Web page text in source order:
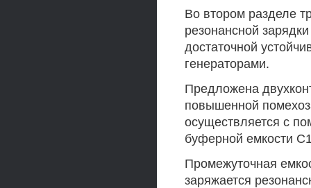
Во втором разделе
резонансной
достаточной
генераторами.
Предложена
повышенной
осуществляется с
буферной емкости
Промежуточная
заряжается